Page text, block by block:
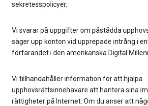
sekretesspolicyer.
Vi svarar på uppgifter om påstådda
säger upp konton vid upprepade intrång i
förfarandet i den amerikanska Digital
Vi tillhandahåller information för att hjälpa
upphovsrättsinnehavare att hantera sina
rättigheter på Internet. Om du anser att